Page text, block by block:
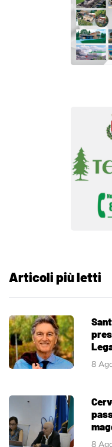
Articoli più letti
8
8